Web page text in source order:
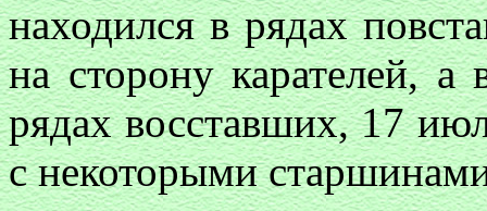
находился в рядах
на сторону карателей, а
рядах восставших, 17
с некоторыми